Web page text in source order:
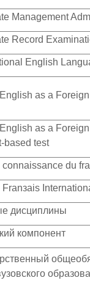
Management
Record
English
as a
as a
based test
connaissance du
Franзais
дисциплины
компонент